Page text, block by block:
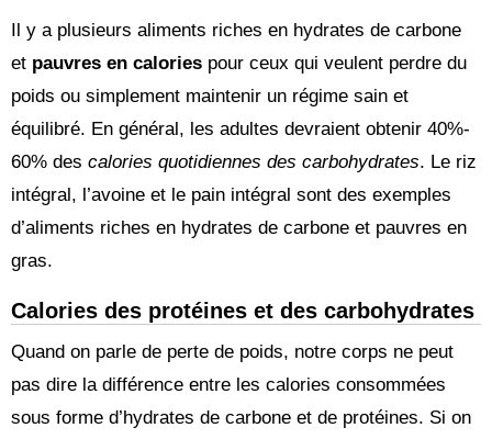
Il y a plusieurs aliments riches en hydrates de carbone
et pauvres en calories pour ceux qui veulent perdre du
poids ou simplement maintenir un régime sain et
équilibré. En général, les adultes devraient obtenir 40%-
60% des calories quotidiennes des carbohydrates. Le riz
intégral, l’avoine et le pain intégral sont des exemples
d’aliments riches en hydrates de carbone et pauvres en
gras.
Calories des protéines et des carbohydrates
Quand on parle de perte de poids, notre corps ne peut
pas dire la différence entre les calories consommées
sous forme d’hydrates de carbone et de protéines. Si on